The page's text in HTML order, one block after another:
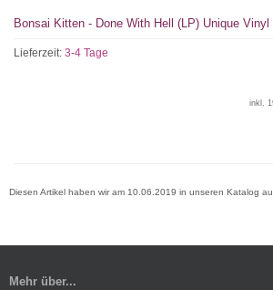
Bonsai Kitten - Done With Hell (LP) Unique
Lieferzeit: 3-4 Tage
inkl.
Diesen Artikel haben wir am 10.06.2019 in unseren Katalog
Mehr über...